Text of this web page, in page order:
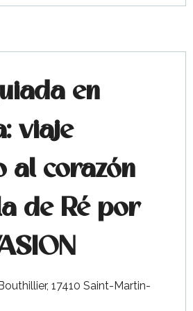
en
viaje
al corazón
de Ré por
17410 Saint-Martin-